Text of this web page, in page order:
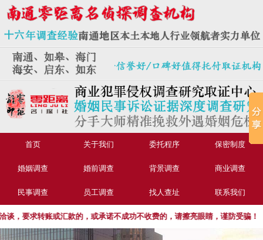
首页 关于我们 委托程序 保密制度
婚姻调查 婚前调查 背景调查 商业调查
民事调查 员工调查 找人查址 联系我们
要求转账或汇款的，或承诺不成功不收费的，请擦亮眼睛，谨防受骗！